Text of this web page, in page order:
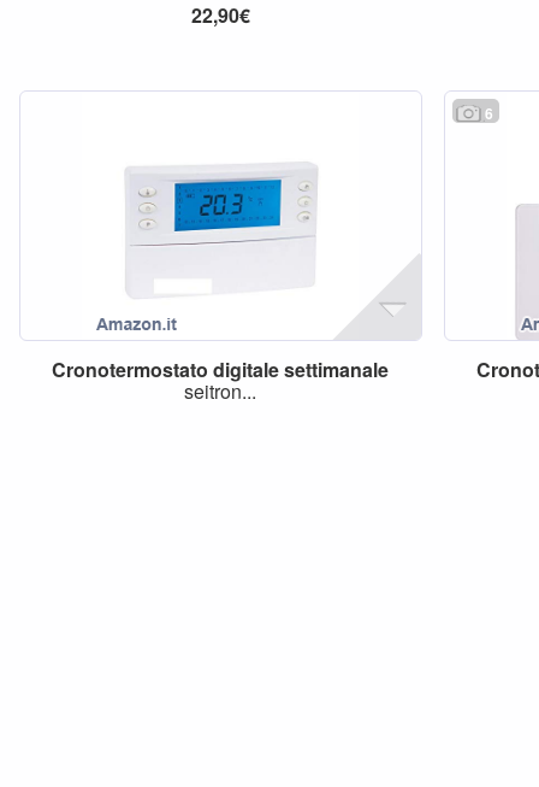
22,90€
Cronotermostato digitalesettimanale
seitron...
6